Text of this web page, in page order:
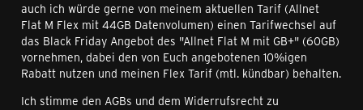
auch ich würde gerne von meinem aktuellen Tarif (Allnet
Flat M Flex mit 44GB Datenvolumen) einen Tarifwechsel auf
das Black Friday Angebot des "Allnet Flat M mit GB+" (60GB)
vornehmen, dabei den von Euch angebotenen 10%igen
Rabatt nutzen und meinen Flex Tarif (mtl. kündbar) behalten.
Ich stimme den AGBs und dem Widerrufsrecht zu